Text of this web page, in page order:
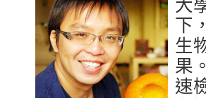
大
下
生
果
速